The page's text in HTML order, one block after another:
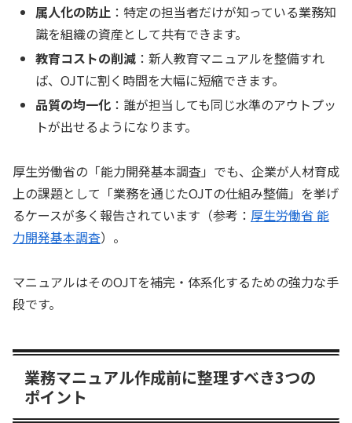
属人化の防止 ：特定の担当者だけが知っている業務知
識を組織の資産として共有できます。
教育コストの削減 ：新人教育マニュアルを整備すれ
ば、OJTに割く時間を大幅に短縮できます。
品質の均一化 ：誰が担当しても同じ水準のアウトプッ
トが出せるようになります。
厚生労働省の「能力開発基本調査」でも、企業が人材育成
上の課題として「業務を通じたOJTの仕組み整備」を挙げ
るケースが多く報告されています（参考： 厚生労働省 能
力開発基本調査）。
マニュアルはそのOJTを補完・体系化するための強力な手
段です。
業務マニュアル作成前に整理すべき3つの
ポイント